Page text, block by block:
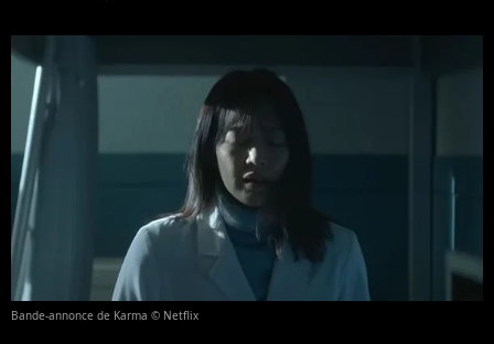
Bande-annonce de Karma © Netflix